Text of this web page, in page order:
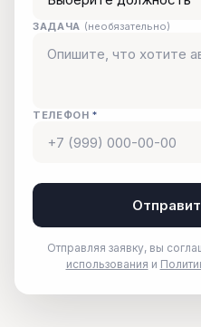
ЗАДАЧА (необязательно)
ТЕЛЕФОН *
Отправляя заявку, вы
использования и